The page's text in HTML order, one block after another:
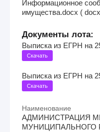
Информационное
имущества.docx (
Документы лота:
Выписка из ЕГРН на
Скачать
Выписка из ЕГРН на
Скачать
Наименование
АДМИНИСТРАЦИЯ
МУНИЦИПАЛЬНОГО